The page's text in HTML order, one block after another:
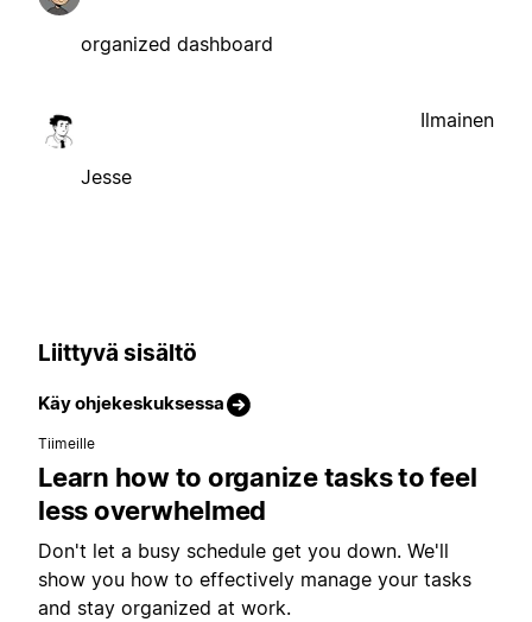
organized dashboard
Jesse
Ilmainen
Liittyvä sisältö
Käy ohjekeskuksessa
Tiimeille
Learn how to organize tasks to feel
less overwhelmed
Don't let a busy schedule get you down. We'll
show you how to effectively manage your tasks
and stay organized at work.